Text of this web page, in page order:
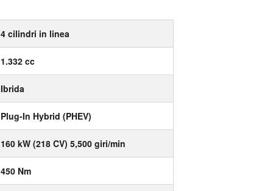
4 cilindri in linea
1.332 cc
Ibrida
Plug-In Hybrid (PHEV)
160 kW (218 CV) 5,500 giri/min
450 Nm